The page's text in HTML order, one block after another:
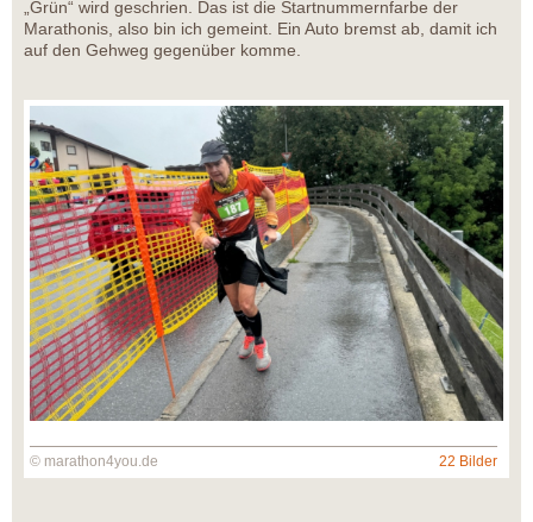
„Grün“ wird geschrien. Das ist die Startnummernfarbe der
Marathonis, also bin ich gemeint. Ein Auto bremst ab, damit ich
auf den Gehweg gegenüber komme.
© marathon4you.de 22 Bilder